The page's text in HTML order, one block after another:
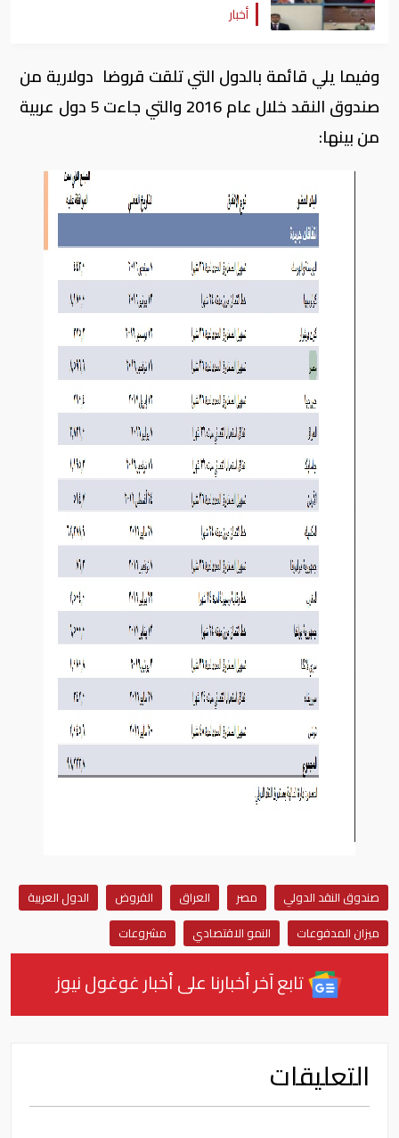
أخبار
وفيما يلي قائمة بالدول التي تلقت قروضا دولارية من
صندوق النقد خلال عام 2016 والتي جاءت 5 دول عربية
من بينها:
صندوق النقد الدولي مصر العراق القروض
الدول العربية
ميزان المدفوعات
النمو الاقتصادي مشروعات
تابع آخر أخبارنا على أخبار غوغول نيوز
التعليقات